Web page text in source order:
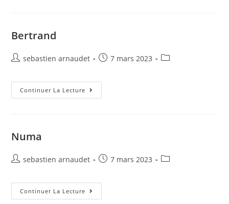
Bertrand
Auteur/autrice
la
publication :
sebastien arnaudet
Post7 mars 2023
Post
Continuer La Lecture Bertrand
Numa
Auteur/autrice
la
publication :
sebastien arnaudet
Post7 mars 2023
Post
Continuer La Lecture Numa